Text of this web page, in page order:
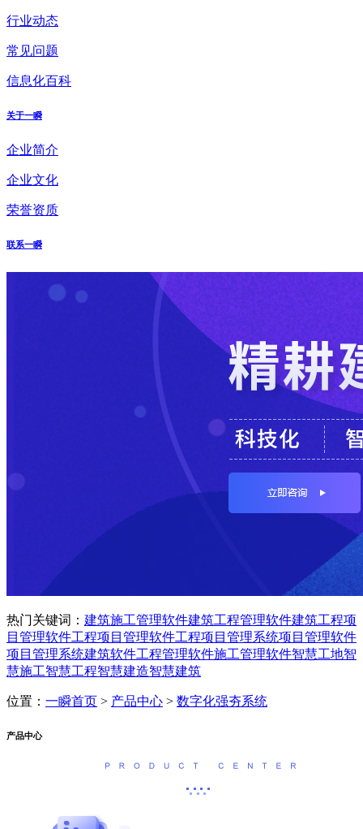
行业动态
常见问题
信息化百科
关于一瞬
企业简介
企业文化
荣誉资质
联系一瞬
热门关键词： 建筑施工管理软件建筑工程管理软件建筑工程项
目管理软件工程项目管理软件工程项目管理系统项目管理软件
项目管理系统建筑软件工程管理软件施工管理软件智慧工地智
慧施工智慧工程智慧建造智慧建筑
位置： 一瞬首页 > 产品中心 > 数字化强夯系统
产品中心